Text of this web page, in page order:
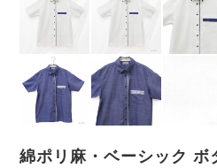
綿ポリ麻・ベーシック ボ